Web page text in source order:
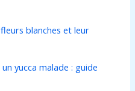
blanches et leur
yucca malade : guide